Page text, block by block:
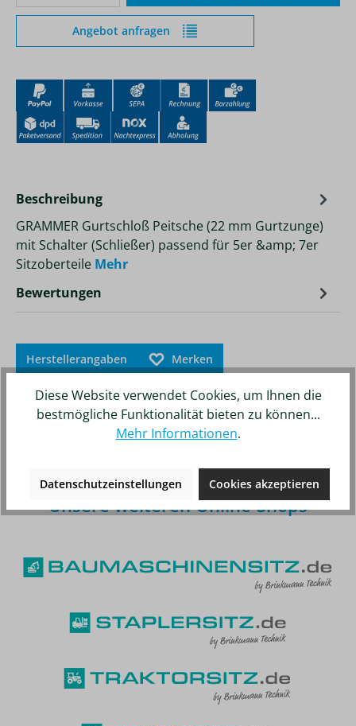
Angebot anfragen
Beschreibung
GRAMMER Gurtschloß Peitsche (22 mm Gurtzunge)
mit Schalter (Schließer) passend für 5er &amp; 7er
Sitzoberteile Mehr
Bewertungen
Herstellerangaben Merken
Zum Vergleich hinzufügen
Unsere weiteren Online-Shops
Diese Website verwendet Cookies, um Ihnen die
bestmögliche Funktionalität bieten zu können...
Mehr Informationen.
Datenschutzeinstellungen Cookies akzeptieren